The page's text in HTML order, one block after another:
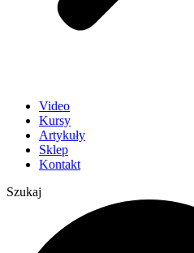
Video
Kursy
Artykuły
Sklep
Kontakt
Szukaj